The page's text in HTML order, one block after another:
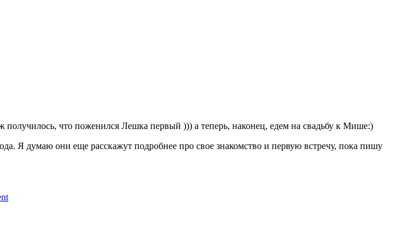
что поженился Лешка первый ))) а теперь, наконец, едем на свадьбу к Мише:)
Я думаю они еще расскажут подробнее про свое знакомство и первую встречу, пока пишу
Кравченко: